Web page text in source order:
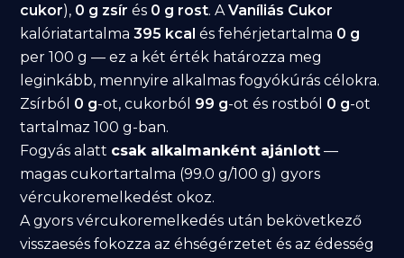
cukor), 0 g zsír és 0 g rost. AVaníliás Cukor
kalóriatartalma395 kcal és fehérjetartalma 0 g
per 100 g — ez a két érték határozza meg
leginkább, mennyire alkalmas fogyókúrás célokra.
Zsírból 0 g-ot, cukorból 99 g-ot és rostból 0 g-ot
tartalmaz 100 g-ban.
Fogyás alatt csak alkalmanként ajánlott —
magas cukortartalma (99.0 g/100 g) gyors
vércukoremelkedést okoz.
A gyors vércukoremelkedés után bekövetkező
visszaesés fokozza az éhségérzetet és az édesség